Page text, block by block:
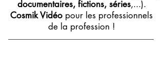
documentaires, fictions, séries,...).
Cosmik Vidéo pour les professionnels
de la profession !